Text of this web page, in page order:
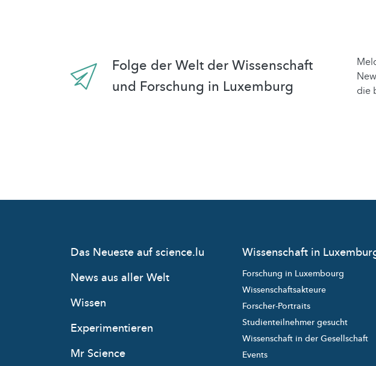
Folge der Welt der Wissenschaft
und Forschung in Luxemburg
die
Das Neueste auf science.lu
News aus aller Welt
Wissen
Experimentieren
Mr Science
Wissenschaft in
Forschung in Luxembourg
Wissenschaftsakteure
Forscher-Portraits
Studienteilnehmer gesucht
Wissenschaft in der Gesellschaft
Events